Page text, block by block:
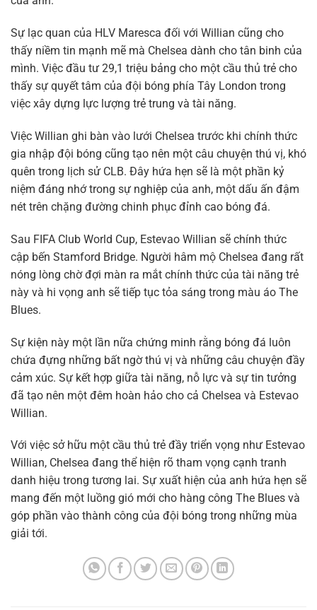
Sự lạc quan của HLV Maresca đối với Willian cũng cho
thấy niềm tin mạnh mẽ mà Chelsea dành cho tân binh của
mình. Việc đầu tư 29,1 triệu bảng cho một cầu thủ trẻ cho
thấy sự quyết tâm của đội bóng phía Tây London trong
việc xây dựng lực lượng trẻ trung và tài năng.
Việc Willian ghi bàn vào lưới Chelsea trước khi chính thức
gia nhập đội bóng cũng tạo nên một câu chuyện thú vị, khó
quên trong lịch sử CLB. Đây hứa hẹn sẽ là một phần kỷ
niệm đáng nhớ trong sự nghiệp của anh, một dấu ấn đậm
nét trên chặng đường chinh phục đỉnh cao bóng đá.
Sau FIFA Club World Cup, Estevao Willian sẽ chính thức
cập bến Stamford Bridge. Người hâm mộ Chelsea đang rất
nóng lòng chờ đợi màn ra mắt chính thức của tài năng trẻ
này và hi vọng anh sẽ tiếp tục tỏa sáng trong màu áo The
Blues.
Sự kiện này một lần nữa chứng minh rằng bóng đá luôn
chứa đựng những bất ngờ thú vị và những câu chuyện đầy
cảm xúc. Sự kết hợp giữa tài năng, nỗ lực và sự tin tưởng
đã tạo nên một đêm hoàn hảo cho cả Chelsea và Estevao
Willian.
Với việc sở hữu một cầu thủ trẻ đầy triển vọng như Estevao
Willian, Chelsea đang thể hiện rõ tham vọng cạnh tranh
danh hiệu trong tương lai. Sự xuất hiện của anh hứa hẹn sẽ
mang đến một luồng gió mới cho hàng công The Blues và
góp phần vào thành công của đội bóng trong những mùa
giải tới.